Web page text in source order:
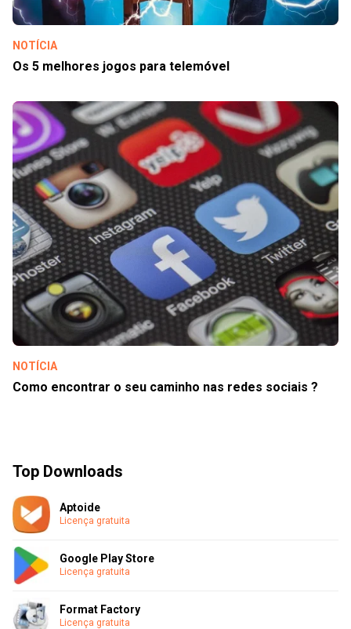
NOTÍCIA
Os 5 melhores jogos para telemóvel
NOTÍCIA
Como encontrar o seu caminho nas redes sociais ?
Top Downloads
Aptoide
Licença gratuita
Google Play Store
Licença gratuita
Format Factory
Licença gratuita